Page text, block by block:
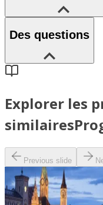
Des questions
Explorer les
similaires
Previous slide